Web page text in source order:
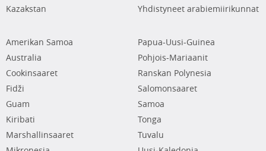
Kazakstan
Yhdistyneet arabiemiirikunnat
Amerikan Samoa
Australia
Cookinsaaret
Fidži
Guam
Kiribati
Marshallinsaaret
Papua-Uusi-Guinea
Pohjois-Mariaanit
Ranskan Polynesia
Salomonsaaret
Samoa
Tonga
Tuvalu